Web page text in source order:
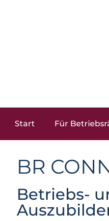
Start Für
BR
Betriebs-